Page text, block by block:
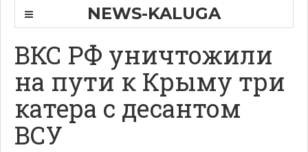
NEWS-KALUGA
ВКС РФ уничтожили
на пути к Крыму три
катера с десантом
ВСУ